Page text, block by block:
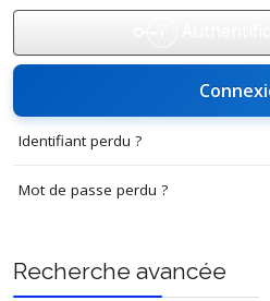
Identifiant perdu ?
Mot de passe perdu ?
Recherche avancée